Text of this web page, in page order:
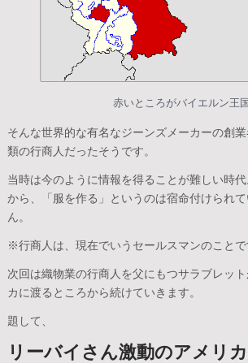
赤いところがバイエルン王
そんな世界的な有名なジーンズメーカーの創
類の行商人だったそうです。
当時は今のように情報を得ることが難しい時
から、「服を作る」というのは宿命付けられ
ん。
※行商人は、現在でいうセールスマンのことで
次回は織物業の行商人を父にもつサラブレッ
カに渡るところから続けていきます。
題して、
リーバイさん激動のアメリ